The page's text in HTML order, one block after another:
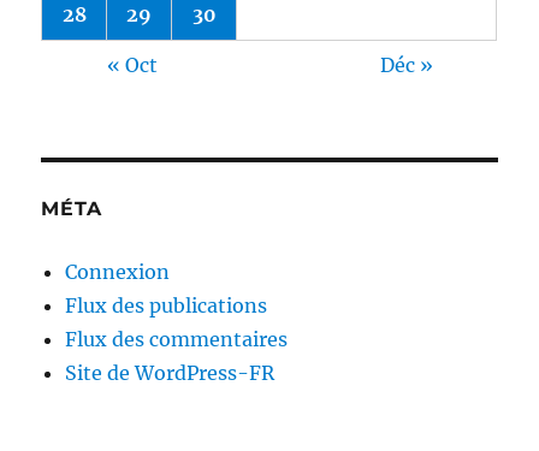
28 29 30
« Oct Déc »
MÉTA
Connexion
Flux des publications
Flux des commentaires
Site de WordPress-FR